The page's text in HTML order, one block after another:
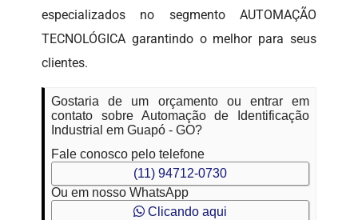
especializados no segmento AUTOMAÇÃO
TECNOLÓGICA garantindo o melhor para seus
clientes.
Gostaria de um orçamento ou entrar em
contato sobre Automação de Identificação
Industrial em Guapó - GO?
Fale conosco pelo telefone
(11) 94712-0730
Ou em nosso WhatsApp
Clicando aqui